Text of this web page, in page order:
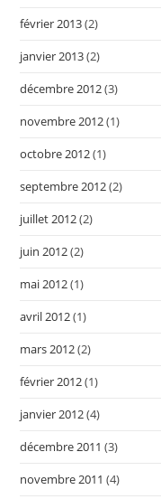
février 2013(2)
janvier 2013(2)
décembre 2012(3)
novembre 2012(1)
octobre 2012(1)
septembre 2012(2)
juillet 2012(2)
juin 2012(2)
mai 2012(1)
avril 2012(1)
mars 2012(2)
février 2012(1)
janvier 2012(4)
décembre 2011 (3)
novembre 2011 (4)